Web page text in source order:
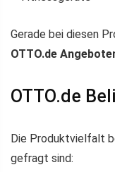
Gerade bei diesen
OTTO.de
OTTO.de
Die Produktvielfalt
gefragt sind: